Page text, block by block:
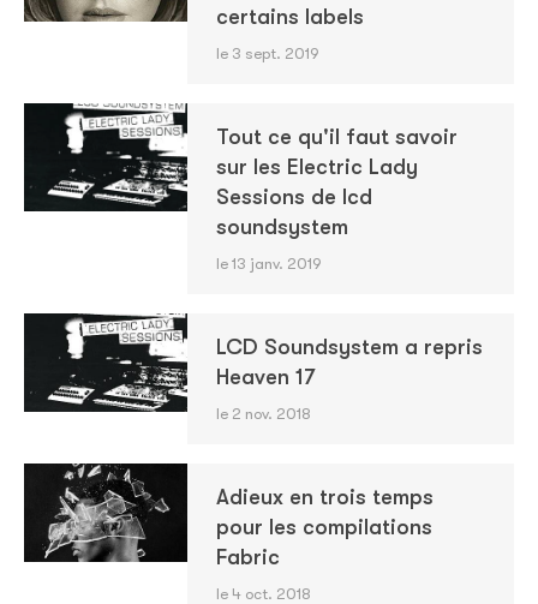
certains labels
le 3 sept. 2019
Tout ce qu'il faut savoir
sur les Electric Lady
Sessions de lcd
soundsystem
le 13 janv. 2019
LCD Soundsystem a repris
Heaven 17
le 2 nov. 2018
Adieux en trois temps
pour les compilations
Fabric
le 4 oct. 2018